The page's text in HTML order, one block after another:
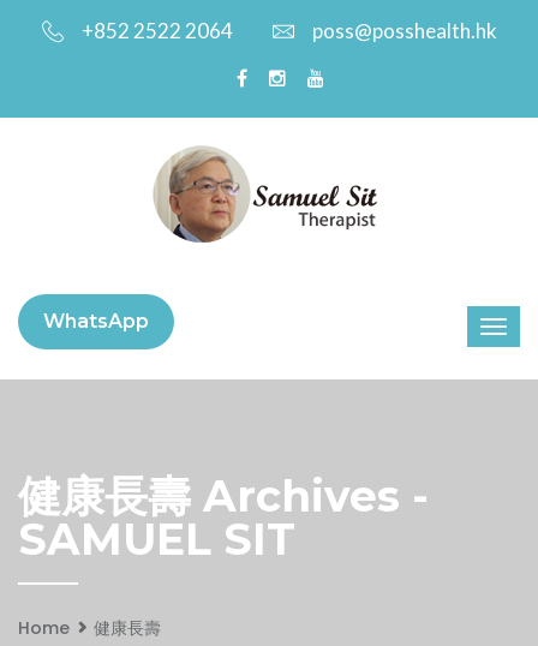
+852 2522 2064 poss@posshealth.hk
WhatsApp
健康長壽 Archives -
SAMUEL SIT
Home 健康長壽